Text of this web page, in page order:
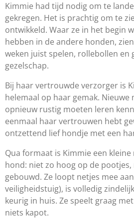
Kimmie had tijd nodig om te
gekregen. Het is prachtig om te
ontwikkeld. Waar ze in het begin
hebben in de andere honden,
weken juist spelen, rollebollen en
gezelschap.
Bij haar vertrouwde verzorger is
helemaal op haar gemak. Nieuwe
opnieuw rustig moeten leren
eenmaal haar vertrouwen hebt
ontzettend lief hondje met een
Qua formaat is Kimmie een
hond: niet zo hoog op de pootjes,
gebouwd. Ze loopt netjes mee
veiligheidstuig), is volledig
keurig in huis. Ze speelt graag
niets kapot.